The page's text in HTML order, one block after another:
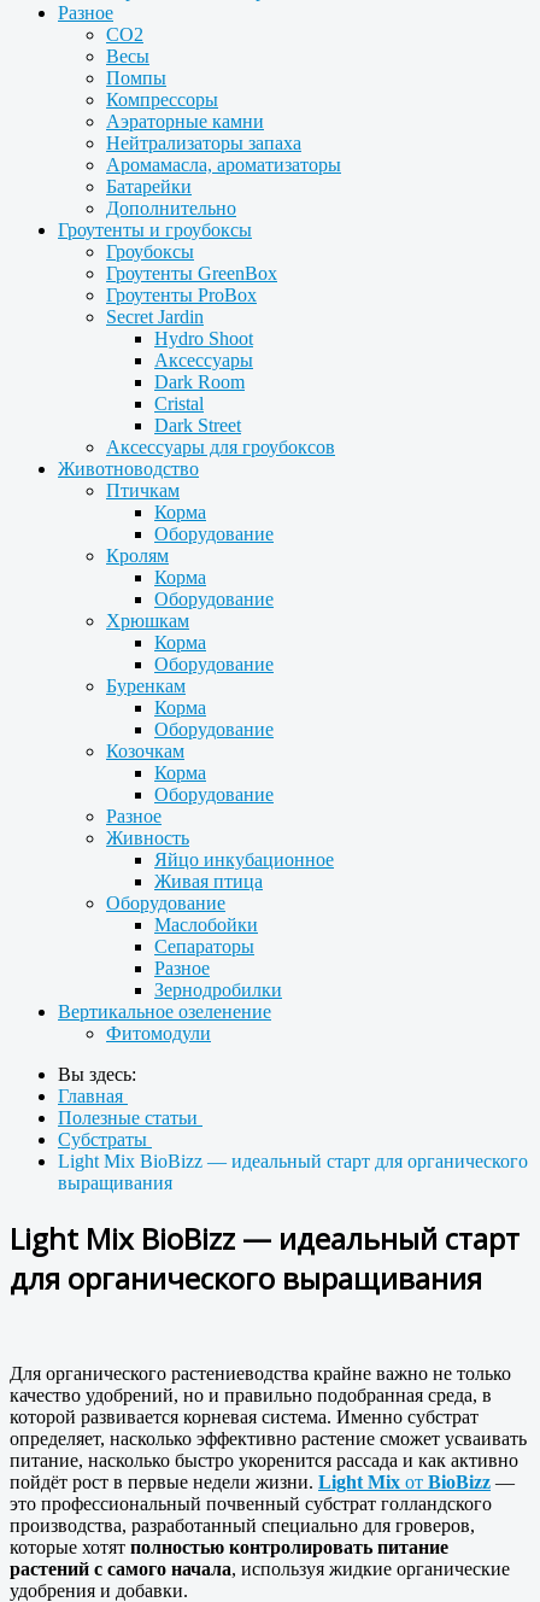
Разное
CO2
Весы
Помпы
Компрессоры
Аэраторные камни
Нейтрализаторы запаха
Аромамасла, ароматизаторы
Батарейки
Дополнительно
Гроутенты и гроубоксы
Гроубоксы
Гроутенты GreenBox
Гроутенты ProBox
Secret Jardin
Hydro Shoot
Аксессуары
Dark Room
Cristal
Dark Street
Аксессуары для гроубоксов
Животноводство
Птичкам
Корма
Оборудование
Кролям
Корма
Оборудование
Хрюшкам
Корма
Оборудование
Буренкам
Корма
Оборудование
Козочкам
Корма
Оборудование
Разное
Живность
Яйцо инкубационное
Живая птица
Оборудование
Маслобойки
Сепараторы
Разное
Зернодробилки
Вертикальное озеленение
Фитомодули
Вы здесь:
Главная
Полезные статьи
Субстраты
Light Mix BioBizz — идеальный старт для органического
выращивания
Light Mix BioBizz — идеальный старт
для органического выращивания
Для органического растениеводства крайне важно не только
качество удобрений, но и правильно подобранная среда, в
которой развивается корневая система. Именно субстрат
определяет, насколько эффективно растение сможет усваивать
питание, насколько быстро укоренится рассада и как активно
пойдёт рост в первые недели жизни. Light Mix от BioBizz —
это профессиональный почвенный субстрат голландского
производства, разработанный специально для гроверов,
которые хотят полностью контролировать питание
растений с самого начала, используя жидкие органические
удобрения и добавки.